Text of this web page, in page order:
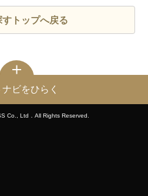
すトップへ戻る
ビをひらく
Co., Ltd．All Rights Reserved.